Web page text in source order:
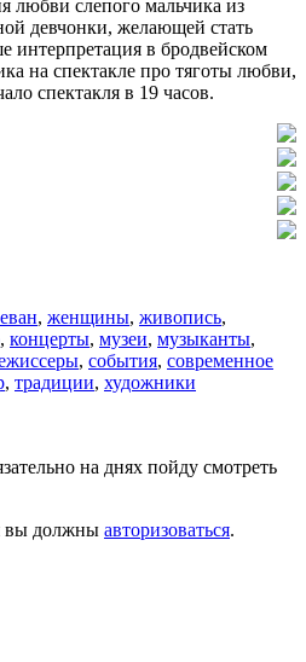
любви слепого мальчика из
девчонки, желающей стать
интерпретация в бродвейском
на спектакле про тяготы любви,
спектакля в 19 часов.
, женщины, живопись,
, концерты, музеи, музыканты,
, события, современное
, традиции, художники
на днях пойду смотреть
вы должны авторизоваться.